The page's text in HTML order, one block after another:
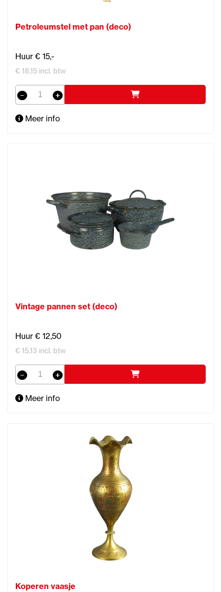
Petroleumstel met pan (deco)
Huur € 15,-
€ 18,15 incl. btw
Meer info
Vintage pannen set (deco)
Huur € 12,50
€ 15,13 incl. btw
Meer info
Koperen vaasje